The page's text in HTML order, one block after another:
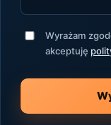
Wyrażam
akceptuję